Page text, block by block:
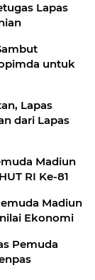
Lapas
untuk
Lapas
dari Lapas
Madiun
RI Ke-81
Madiun
Ekonomi
Pemuda